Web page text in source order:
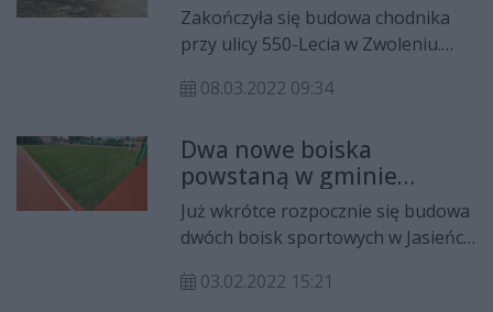
Zakończyła się budowa chodnika
przy ulicy 550-Lecia w Zwoleniu.
pieszy pojawi się też przy ulicy
08.03.2022 09:34
Dwa nowe boiska
powstaną w gminie
Zwoleń
Już wkrótce rozpocznie się budowa
dwóch boisk sportowych w Jasieńcu
realizowana jest wieloetapowo i w
03.02.2022 15:21